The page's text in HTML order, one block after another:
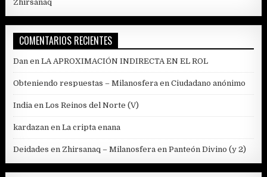
Zhirsanaq
COMENTARIOS RECIENTES
Dan enLA APROXIMACIÓN INDIRECTA EN EL ROL
Obteniendo respuestas – Milanosfera enCiudadano anónimo
India enLos Reinos del Norte (V)
kardazan enLa cripta enana
Deidades en Zhirsanaq – Milanosfera enPanteón Divino (y 2)